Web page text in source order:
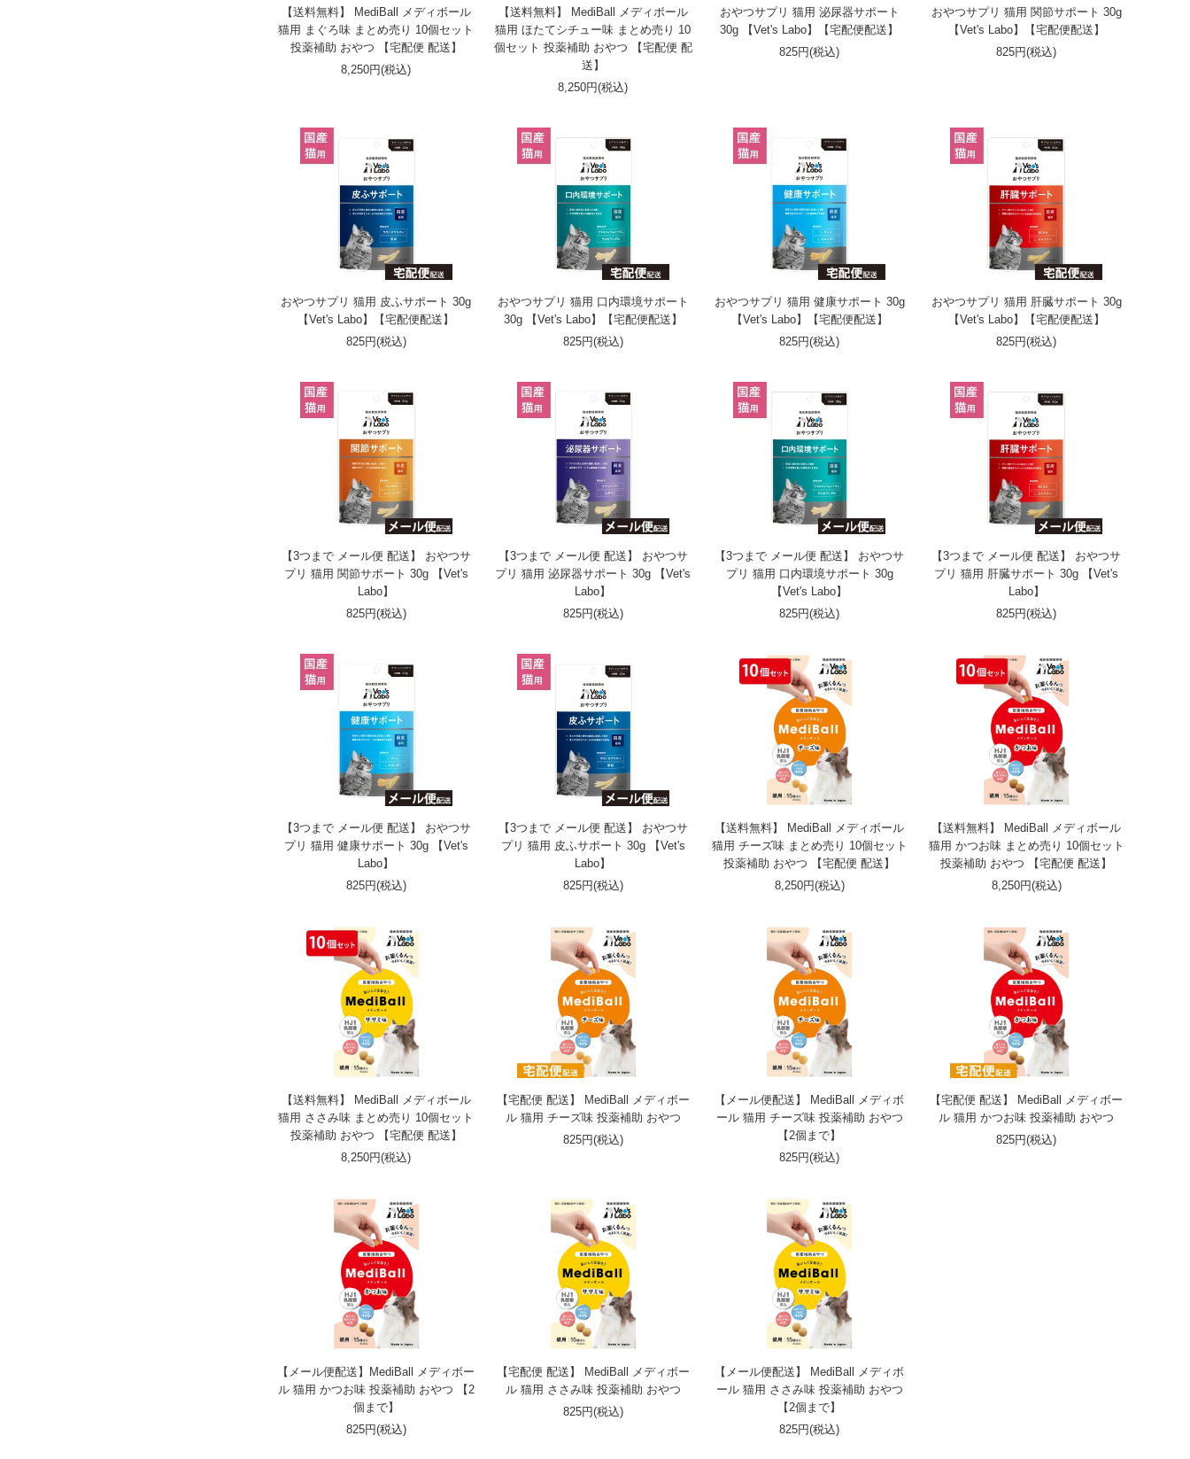
【送料無料】 MediBall メディボール
猫用 まぐろ味 まとめ売り 10個セット
投薬補助 おやつ 【宅配便 配送】
8,250円(税込)
【送料無料】 MediBall メディボール
猫用 ほたてシチュー味 まとめ売り 10
個セット 投薬補助 おやつ 【宅配便 配
送】
8,250円(税込)
おやつサプリ 猫用 泌尿器サポート
30g 【Vet's Labo】【宅配便配送】
825円(税込)
おやつサプリ 猫用 関節サポート 30g
【Vet's Labo】【宅配便配送】
825円(税込)
おやつサプリ 猫用 皮ふサポート 30g
【Vet's Labo】【宅配便配送】
825円(税込)
おやつサプリ 猫用 口内環境サポート
30g 【Vet's Labo】【宅配便配送】
825円(税込)
おやつサプリ 猫用 健康サポート 30g
【Vet's Labo】【宅配便配送】
825円(税込)
おやつサプリ 猫用 肝臓サポート 30g
【Vet's Labo】【宅配便配送】
825円(税込)
【3つまで メール便 配送】 おやつサ
プリ 猫用 関節サポート 30g 【Vet's
Labo】
825円(税込)
【3つまで メール便 配送】 おやつサ
プリ 猫用 泌尿器サポート 30g 【Vet's
Labo】
825円(税込)
【3つまで メール便 配送】 おやつサ
プリ 猫用 口内環境サポート 30g
【Vet's Labo】
825円(税込)
【3つまで メール便 配送】 おやつサ
プリ 猫用 肝臓サポート 30g 【Vet's
Labo】
825円(税込)
【3つまで メール便 配送】 おやつサ
プリ 猫用 健康サポート 30g 【Vet's
Labo】
825円(税込)
【3つまで メール便 配送】 おやつサ
プリ 猫用 皮ふサポート 30g 【Vet's
Labo】
825円(税込)
【送料無料】 MediBall メディボール
猫用 チーズ味 まとめ売り 10個セット
投薬補助 おやつ 【宅配便 配送】
8,250円(税込)
【送料無料】 MediBall メディボール
猫用 かつお味 まとめ売り 10個セット
投薬補助 おやつ 【宅配便 配送】
8,250円(税込)
【送料無料】 MediBall メディボール
猫用 ささみ味 まとめ売り 10個セット
投薬補助 おやつ 【宅配便 配送】
8,250円(税込)
【宅配便 配送】 MediBall メディボー
ル 猫用 チーズ味 投薬補助 おやつ
825円(税込)
【メール便配送】 MediBall メディボ
ール 猫用 チーズ味 投薬補助 おやつ
【2個まで】
825円(税込)
【宅配便 配送】 MediBall メディボー
ル 猫用 かつお味 投薬補助 おやつ
825円(税込)
【メール便配送】MediBall メディボー
ル 猫用 かつお味 投薬補助 おやつ 【2
個まで】
825円(税込)
【宅配便 配送】 MediBall メディボー
ル 猫用 ささみ味 投薬補助 おやつ
825円(税込)
【メール便配送】 MediBall メディボ
ール 猫用 ささみ味 投薬補助 おやつ
【2個まで】
825円(税込)